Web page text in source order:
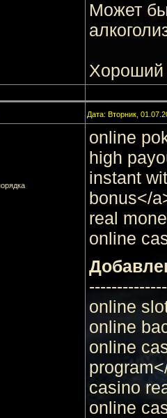
Может
Хороший
Дата: Вторник,
online
high
instant
bonus</
real
online
online
online
online
casino
online